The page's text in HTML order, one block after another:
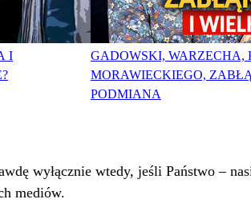
I
GADOWSKI, WARZECHA,
MORAWIECKIEGO,
PODMIANA
wyłącznie wtedy, jeśli Państwo –
mediów.